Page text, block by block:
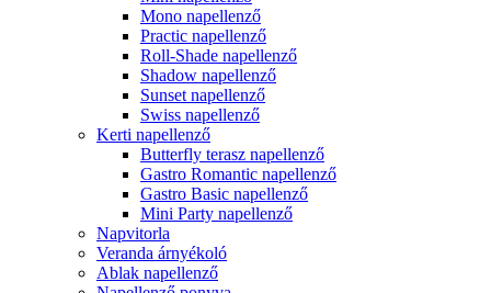
Mono napellenző
Practic napellenző
Roll-Shade napellenző
Shadow napellenző
Sunset napellenző
Swiss napellenző
Kerti napellenző
Butterfly terasz napellenző
Gastro Romantic napellenző
Gastro Basic napellenző
Mini Party napellenző
Napvitorla
Veranda árnyékoló
Ablak napellenző